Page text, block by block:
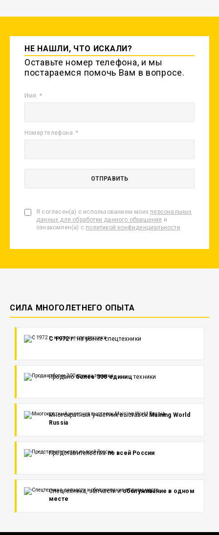
НЕ НАШЛИ, ЧТО ИСКАЛИ?
Оставьте номер телефона, и мы
постараемся помочь Вам в вопросе.
Имя
Номер телефона
Я согласен(а) с использованием моих персональных
данных для обработки данного обращения и
ознакомлен(а) с политикой конфиденциальности
СИЛА МНОГОЛЕТНЕГО ОПЫТА
С 1972 г.на рынке спецтехники
Проданоболее 300 едиництехники
Многократный участник выставок Maining World
Russia
Представительствапо всей России
Спецтехника, запчасти иобслуживание в одном
месте